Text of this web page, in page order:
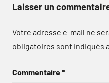
Laisser un
Votre adresse e-mail ne
obligatoires sont indiqués
Commentaire*